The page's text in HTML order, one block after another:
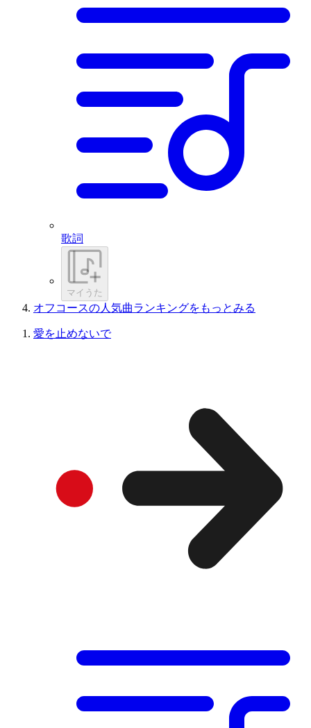
歌詞
マイうた
オフコースの人気曲ランキングをもっとみる
愛を止めないで